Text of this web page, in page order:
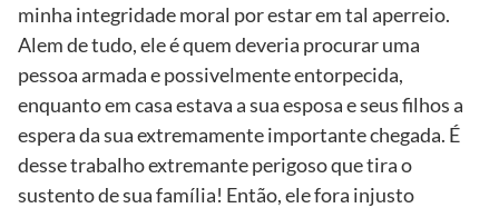
minha integridade moral por estar em tal aperreio.
Alem de tudo, ele é quem deveria procurar uma
pessoa armada e possivelmente entorpecida,
enquanto em casa estava a sua esposa e seus filhos a
espera da sua extremamente importante chegada. É
desse trabalho extremante perigoso que tira o
sustento de sua família! Então, ele fora injusto